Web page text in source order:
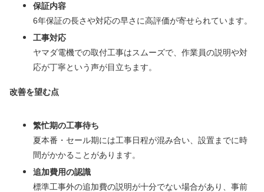
保証内容
6年保証の長さや対応の早さに高評価が寄せられています。
工事対応
ヤマダ電機での取付工事はスムーズで、作業員の説明や対
応が丁寧という声が目立ちます。
改善を望む点
繁忙期の工事待ち
夏本番・セール期には工事日程が混み合い、設置までに時
間がかかることがあります。
追加費用の認識
標準工事外の追加費の説明が十分でない場合があり、事前